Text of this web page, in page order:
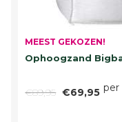
MEEST GEKOZEN!
Ophoogzand
€89,95 €69,95 per